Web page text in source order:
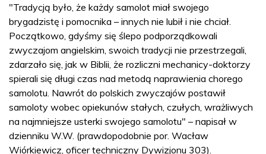
"Tradycją było, że każdy samolot miał swojego
brygadzistę i pomocnika – innych nie lubił i nie chciał.
Początkowo, gdyśmy się ślepo podporządkowali
zwyczajom angielskim, swoich tradycji nie przestrzegali,
zdarzało się, jak w Biblii, że rozliczni mechanicy-doktorzy
spierali się długi czas nad metodą naprawienia chorego
samolotu. Nawrót do polskich zwyczajów postawił
samoloty wobec opiekunów stałych, czułych, wrażliwych
na najmniejsze usterki swojego samolotu" – napisał w
dzienniku W.W. (prawdopodobnie por. Wacław
Wiórkiewicz, oficer techniczny Dywizjonu 303).